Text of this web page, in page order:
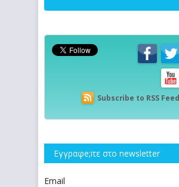
Subscribe to RSS Feed
Εγγραφe;iτε στο newsletter
Email